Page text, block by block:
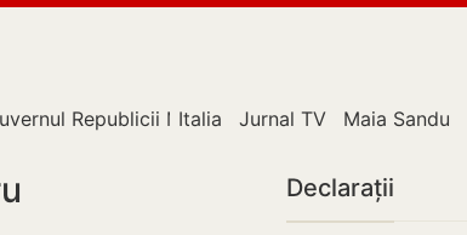
Republicii Moldova
Italia Jurnal TV Maia Sandu
Declarații